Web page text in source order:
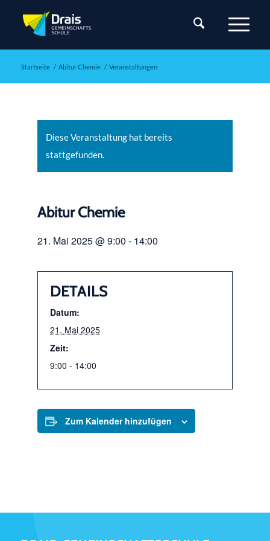
Startseite / Abitur Chemie / Veranstaltungen
Diese Veranstaltung hat bereits
stattgefunden.
Abitur Chemie
21. Mai 2025 @ 9:00 - 14:00
DETAILS
Datum:
21. Mai 2025
Zeit:
9:00 - 14:00
Zum Kalender hinzufügen